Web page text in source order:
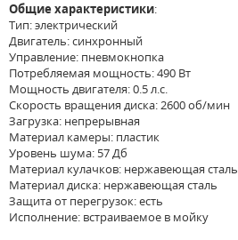
Общие характеристики:
Тип: электрический
Двигатель: синхронный
Управление: пневмокнопка
Потребляемая мощность: 490 Вт
Мощность двигателя: 0.5 л.с.
Скорость вращения диска: 2600 об/мин
Загрузка: непрерывная
Материал камеры: пластик
Уровень шума: 57 Дб
Материал кулачков: нержавеющая сталь
Материал диска: нержавеющая сталь
Защита от перегрузок: есть
Исполнение: встраиваемое в мойку